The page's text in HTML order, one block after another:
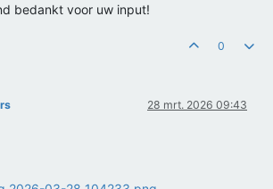
bedankt voor uw input!
0
28 mrt. 2026 09:43